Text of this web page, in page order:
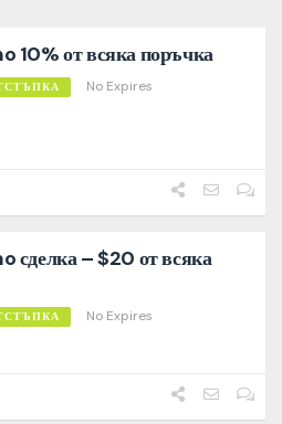
10% от всяка поръчка
No Expires
сделка – $20 от всяка
No Expires